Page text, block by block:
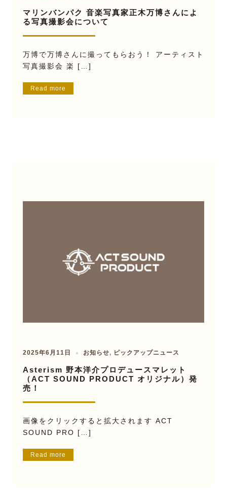
マリンバンパク 音楽写真家正木万博さんによ
る写真撮影会について
万博で万博さんに撮ってもらおう！ アーティスト
写真撮影会 楽 […]
Read more
2025年6月11日 お知らせ, ピックアップニュース
Asterism 野本洋介プロデュースマレット
（ACT SOUND PRODUCT オリジナル）発
売！
画像をクリックすると拡大されます ACT
SOUND PRO […]
Read more